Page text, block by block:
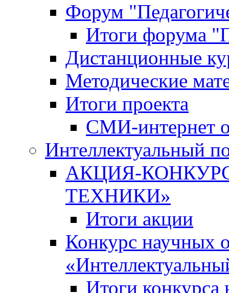
Форум
Итоги форума
Дистанционные
Методические
Итоги проекта
СМИ-интернет
Интеллектуальный
АКЦИЯ-
ТЕХНИКИ»
Итоги акции
Конкурс научных
Итоги